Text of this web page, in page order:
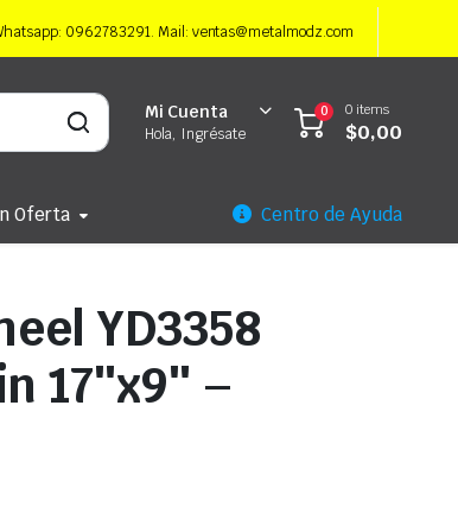
0962783291. Mail: ventas@metalmodz.com
Mi Cuenta
Hola, Ingrésate
0 0 items
$0,00
Oferta Centro de Ayuda
YD3358
17″x9″ –